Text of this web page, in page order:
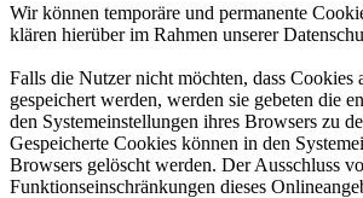
Wir können temporäre und permanente
klären hierüber im Rahmen unserer
Falls die Nutzer nicht möchten, dass Cookies
gespeichert werden, werden sie gebeten die
den Systemeinstellungen ihres Browsers zu
Gespeicherte Cookies können in den
Browsers gelöscht werden. Der Ausschluss
Funktionseinschränkungen dieses